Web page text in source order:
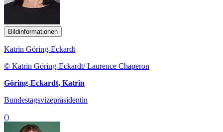
Bildinformationen
Katrin Göring-Eckardt
© Katrin Göring-Eckardt/ Laurence Chaperon
Göring-Eckardt, Katrin
Bundestagsvizepräsidentin
()